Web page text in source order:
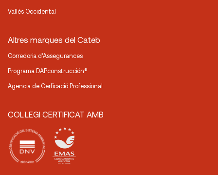
Vallès Occidental
Altres marques del Cateb
Corredoria d’Assegurances
Programa DAPconstrucción®
Agencia de Cerficació Professional
COL·LEGI CERTIFICAT AMB